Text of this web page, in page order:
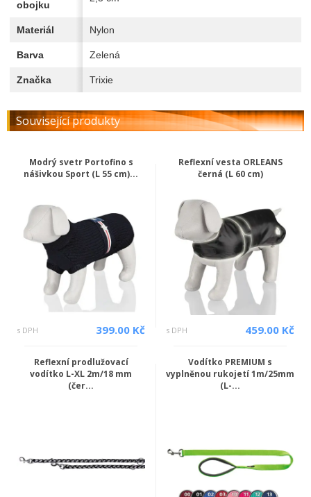
obojku
Materiál Nylon
Barva Zelená
Značka Trixie
Související produkty
Modrý svetr Portofino s
nášivkou Sport (L 55 cm)...
s DPH 399.00 Kč
Reflexní vesta ORLEANS
černá (L 60 cm)
s DPH 459.00 Kč
Reflexní prodlužovací
vodítko L-XL 2m/18 mm
(čer...
Vodítko PREMIUM s
vyplněnou rukojetí 1m/25mm
(L-...